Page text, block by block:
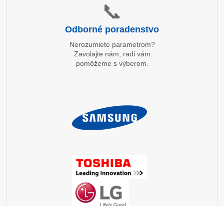
📞
Odborné poradenstvo
Nerozumiete parametrom?
Zavolajte nám, radi vám
pomôžeme s výberom.